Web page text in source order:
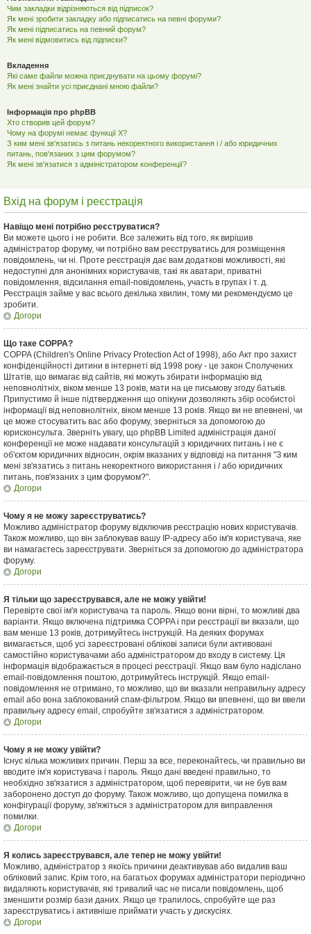
Чим закладки відрізняються від підписок?
Як мені зробити закладку або підписатись на певні форуми?
Як мені підписатись на певний форум?
Як мені відмовитись від підписки?
Вкладення
Які саме файли можна приєднувати на цьому форумі?
Як мені знайти усі приєднані мною файли?
Інформація про phpBB
Хто створив цей форум?
Чому на форумі немає функції X?
З ким мені зв'язатись з питань некоректного використання і / або юридичних
питань, пов'язаних з цим форумом?
Як мені зв'язатися з адміністратором конференції?
Вхід на форум і реєстрація
Навіщо мені потрібно реєструватися?
Ви можете цього і не робити. Все залежить від того, як вирішив
адміністратор форуму, чи потрібно вам реєструватись для розміщення
повідомлень, чи ні. Проте реєстрація дає вам додаткові можливості, які
недоступні для анонімних користувачів, такі як аватари, приватні
повідомлення, відсилання email-повідомлень, участь в групах і т. д.
Реєстрація займе у вас всього декілька хвилин, тому ми рекомендуємо це
зробити.
Догори
Що таке COPPA?
COPPA (Children's Online Privacy Protection Act of 1998), або Акт про захист
конфіденційності дитини в інтернеті від 1998 року - це закон Сполучених
Штатів, що вимагає від сайтів, які можуть збирати інформацію від
неповнолітніх, віком менше 13 років, мати на це письмову згоду батьків.
Припустимо й інше підтвердження що опікуни дозволяють збір особистої
інформації від неповнолітніх, віком менше 13 років. Якщо ви не впевнені, чи
це може стосуватить вас або форуму, зверніться за допомогою до
юрисконсульта. Зверніть увагу, що phpBB Limited адміністрація даної
конференції не може надавати консультацій з юридичних питань і не є
об'єктом юридичних відносин, окрім вказаних у відповіді на питання "З ким
мені зв'язатись з питань некоректного використання і / або юридичних
питань, пов'язаних з цим форумом?".
Догори
Чому я не можу зареєструватись?
Можливо адміністратор форуму відключив реєстрацію нових користувачів.
Також можливо, що він заблокував вашу IP-адресу або ім'я користувача, яке
ви намагаєтесь зареєструвати. Зверніться за допомогою до адміністратора
форуму.
Догори
Я тільки що зареєструвався, але не можу увійти!
Перевірте свої ім'я користувача та пароль. Якщо вони вірні, то можливі два
варіанти. Якщо включена підтримка COPPA і при реєстрації ви вказали, що
вам менше 13 років, дотримуйтесь інструкцій. На деяких форумах
вимагається, щоб усі зареєстровані облікові записи були активовані
самостійно користувачами або адміністратором до входу в систему. Ця
інформація відображається в процесі реєстрації. Якщо вам було надіслано
email-повідомлення поштою, дотримуйтесь інструкцій. Якщо email-
повідомлення не отримано, то можливо, що ви вказали неправильну адресу
email або вона заблокований спам-фільтром. Якщо ви впевнені, що ви ввели
правильну адресу email, спробуйте зв'язатися з адміністратором.
Догори
Чому я не можу увійти?
Існує кілька можливих причин. Перш за все, переконайтесь, чи правильно ви
вводите ім'я користувача і пароль. Якщо дані введені правильно, то
необхідно зв'язатися з адміністратором, щоб перевірити, чи не був вам
заборонено доступ до форуму. Також можливо, що допущена помилка в
конфігурації форуму, зв'яжіться з адміністратором для виправлення
помилки.
Догори
Я колись зареєструвався, але тепер не можу увійти!
Можливо, адміністратор з якоїсь причини деактивував або видалив ваш
обліковий запис. Крім того, на багатьох форумах адміністратори періодично
видаляють користувачів, які тривалий час не писали повідомлень, щоб
зменшити розмір бази даних. Якщо це трапилось, спробуйте ще раз
зареєструватись і активніше приймати участь у дискусіях.
Догори